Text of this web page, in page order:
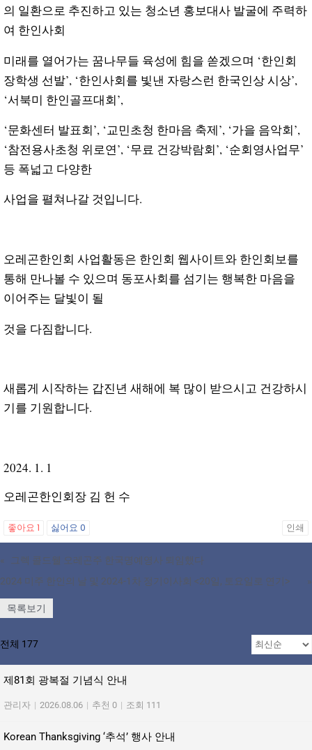
의 일환으로 추진하고 있는 청소년 홍보대사 발굴에 주력하
여 한인사회
미래를 열어가는 꿈나무들 육성에 힘을 쏟겠으며 ‘한인회
장학생 선발’, ‘한인사회를 빛낸 자랑스런 한국인상 시상’,
‘서북미 한인골프대회’,
‘문화센터 발표회’, ‘교민초청 한마음 축제’, ‘가을 음악회’,
‘참전용사초청 위로연’, ‘무료 건강박람회’, ‘순회영사업무’
등 폭넓고 다양한
사업을 펼쳐나갈 것입니다.
오레곤한인회 사업활동은 한인회 웹사이트와 한인회보를
통해 만나볼 수 있으며 동포사회를 섬기는 행복한 마음을
이어주는 달빛이 될
것을 다짐합니다.
새롭게 시작하는 갑진년 새해에 복 많이 받으시고 건강하시
기를 기원합니다.
2024. 1. 1
오레곤한인회장 김 헌 수
좋아요 1 싫어요 0 인쇄
«
그렉 콜드웰 오레곤주 한국명예영사 퇴임했다
2024 미주 한인의 날 및 2024-1차 정기이사회 <20일, 토요일로 연기>
»
목록보기
전체 177
제81회 광복절 기념식 안내
관리자 | 2026.08.06 | 추천 0 | 조회 111
Korean Thanksgiving ‘추석’ 행사 안내